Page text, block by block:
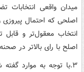
میدان واقعی انتخابات
اصلحی که احتمال پیروزی
انتخاب معقول‌تر و
اصلح با رای بالاتر در
۳.با توجه به موارد